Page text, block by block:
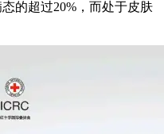
的超过20%，而处于皮肤